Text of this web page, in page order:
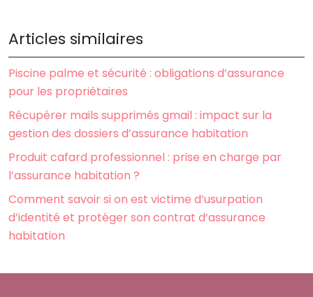
Articles similaires
Piscine palme et sécurité : obligations d’assurance
pour les propriétaires
Récupérer mails supprimés gmail : impact sur la
gestion des dossiers d’assurance habitation
Produit cafard professionnel : prise en charge par
l’assurance habitation ?
Comment savoir si on est victime d’usurpation
d’identité et protéger son contrat d’assurance
habitation